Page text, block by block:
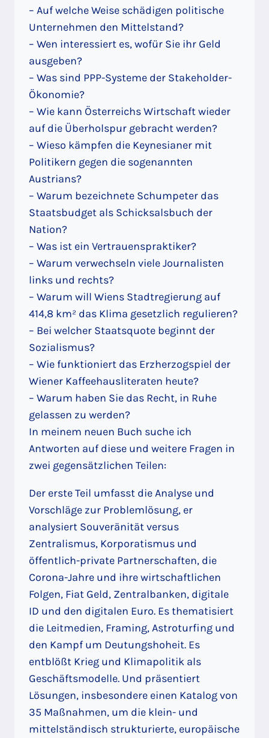
– Auf welche Weise schädigen politische
Unternehmen den Mittelstand?
– Wen interessiert es, wofür Sie ihr Geld
ausgeben?
– Was sind PPP-Systeme der Stakeholder-
Ökonomie?
– Wie kann Österreichs Wirtschaft wieder
auf die Überholspur gebracht werden?
– Wieso kämpfen die Keynesianer mit
Politikern gegen die sogenannten
Austrians?
– Warum bezeichnete Schumpeter das
Staatsbudget als Schicksalsbuch der
Nation?
– Was ist ein Vertrauenspraktiker?
– Warum verwechseln viele Journalisten
links und rechts?
– Warum will Wiens Stadtregierung auf
414,8 km² das Klima gesetzlich regulieren?
– Bei welcher Staatsquote beginnt der
Sozialismus?
– Wie funktioniert das Erzherzogspiel der
Wiener Kaffeehausliteraten heute?
– Warum haben Sie das Recht, in Ruhe
gelassen zu werden?
In meinem neuen Buch suche ich
Antworten auf diese und weitere Fragen in
zwei gegensätzlichen Teilen:
Der erste Teil umfasst die Analyse und
Vorschläge zur Problemlösung, er
analysiert Souveränität versus
Zentralismus, Korporatismus und
öffentlich-private Partnerschaften, die
Corona-Jahre und ihre wirtschaftlichen
Folgen, Fiat Geld, Zentralbanken, digitale
ID und den digitalen Euro. Es thematisiert
die Leitmedien, Framing, Astroturfing und
den Kampf um Deutungshoheit. Es
entblößt Krieg und Klimapolitik als
Geschäftsmodelle. Und präsentiert
Lösungen, insbesondere einen Katalog von
35 Maßnahmen, um die klein- und
mittelständisch strukturierte, europäische